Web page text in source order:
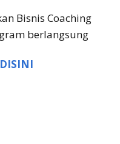
Bisnis Coaching
berlangsung